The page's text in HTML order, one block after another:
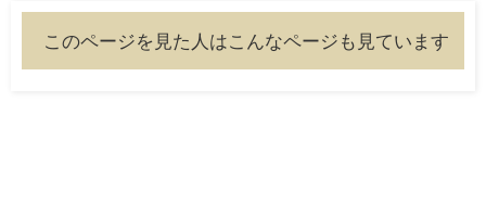
このページを見た人はこんなページも見ています